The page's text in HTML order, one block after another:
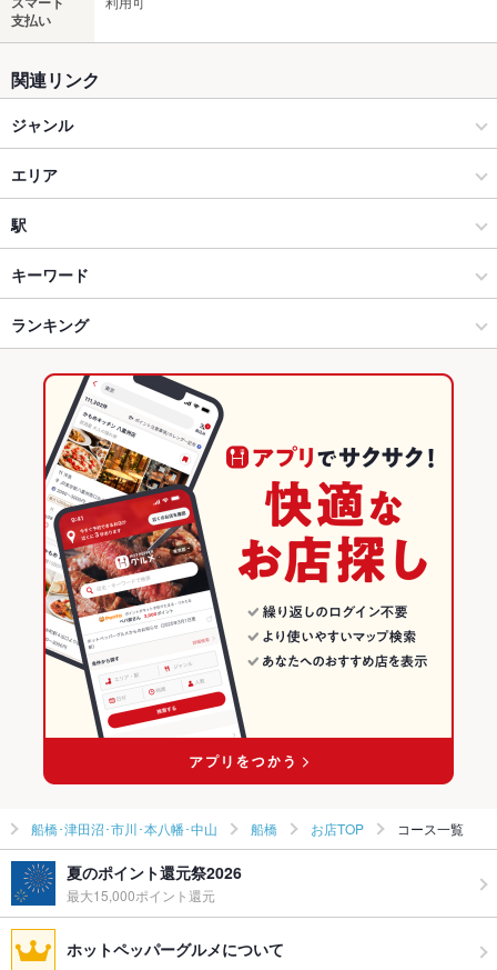
支払い
関連リンク
ジャンル
居酒屋
和風
船橋･津田沼･市川･本八幡･中山 × 居酒屋
船橋･津田沼･市川･本八幡･中山 × 和風
船橋駅 × 居酒屋
船橋駅 × 和風
船橋･津田沼･市川･本八幡･中山 × 和食
船橋･津田沼･市川･本八幡･中山 × 鍋
船橋駅 × 和食
エリア
船橋
船橋 × 居酒屋
船橋 × 和風
船橋 × 和食
船橋 × 鍋
千葉 × 居酒屋
千葉 × 和風
千葉 × 和食
千葉 × 鍋
駅
京成船橋駅
船橋駅
キーワード
卵焼き からあげ
しゃぶしゃぶ うどん 牛すじ
ちゃんこ鍋 海鮮鍋 ステーキ
ケーキ デザート 馬肉 焼きうどん 揚げ餃子 牛タンしゃぶしゃぶ
牡蠣鍋
ランキング
千葉のグルメランキング
千葉の居酒屋ランキング
船橋･津田沼･市川･本八幡･中山のグルメランキング
船橋･津田沼･市川･本八幡･中山の居酒屋ランキング
船橋のグルメランキング
船橋の居酒屋ランキング
船橋･津田沼･市川･本八幡･中山 船橋 お店TOP コース一覧
夏のポイント還元祭2026
最大15,000ポイント還元
ホットペッパーグルメについて